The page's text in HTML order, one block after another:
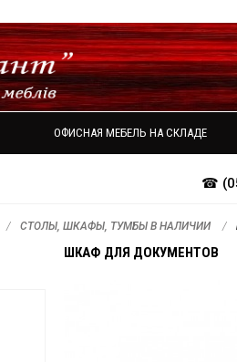
ОФИСНАЯ МЕБЕЛЬ НА СКЛАДЕ
☎
СТОЛЫ, ШКАФЫ, ТУМБЫ В НАЛИЧИИ
ШКАФ ДЛЯ ДОКУМЕНТОВ